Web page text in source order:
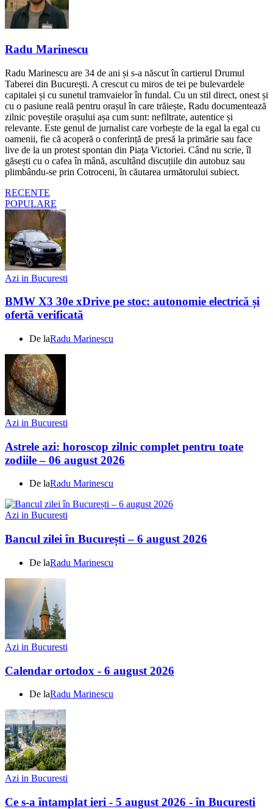
Radu Marinescu
Radu Marinescu are 34 de ani și s-a născut în cartierul Drumul
Taberei din București. A crescut cu miros de tei pe bulevardele
capitalei și cu sunetul tramvaielor în fundal. Cu un stil direct, onest și
cu o pasiune reală pentru orașul în care trăiește, Radu documentează
zilnic poveștile orașului așa cum sunt: nefiltrate, autentice și
relevante. Este genul de jurnalist care vorbește de la egal la egal cu
oamenii, fie că acoperă o conferință de presă la primărie sau face
live de la un protest spontan din Piața Victoriei. Când nu scrie, îl
găsești cu o cafea în mână, ascultând discuțiile din autobuz sau
plimbându-se prin Cotroceni, în căutarea următorului subiect.
RECENTE
POPULARE
Azi in Bucuresti
BMW X3 30e xDrive pe stoc: autonomie electrică și
ofertă verificată
De laRadu Marinescu
Azi in Bucuresti
Astrele azi: horoscop zilnic complet pentru toate
zodiile – 06 august 2026
De laRadu Marinescu
Azi in Bucuresti
Bancul zilei în București – 6 august 2026
De laRadu Marinescu
Azi in Bucuresti
Calendar ortodox - 6 august 2026
De laRadu Marinescu
Azi in Bucuresti
Ce s-a întamplat ieri - 5 august 2026 - în Bucuresti